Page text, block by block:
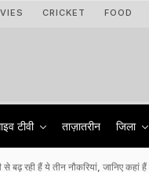
CRICKET FOOD
टीवी ताज़ातरीन जिला
रही हैं ये तीन नौकरियां, जानिए कहां